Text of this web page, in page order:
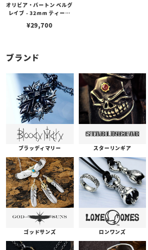
オリビア・バートン ベルグ
レイブ - 32mm ティーバ
ョンゴールドメッシュ
¥29,700
ブランド
ブラッディマリー スターリンギア
ゴッドサンズ ロンワンズ